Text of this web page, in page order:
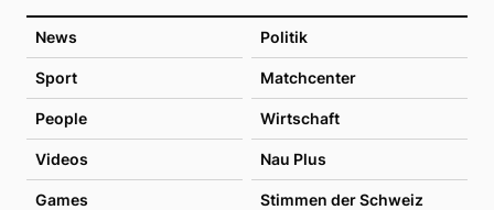
News Politik
Sport Matchcenter
People Wirtschaft
Videos Nau Plus
Games Stimmen der Schweiz